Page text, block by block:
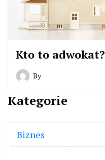
Kto to adwokat?
By
Kategorie
Biznes